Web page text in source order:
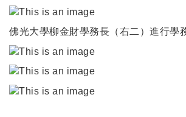
佛光大學柳金財學務長（右二）進行學